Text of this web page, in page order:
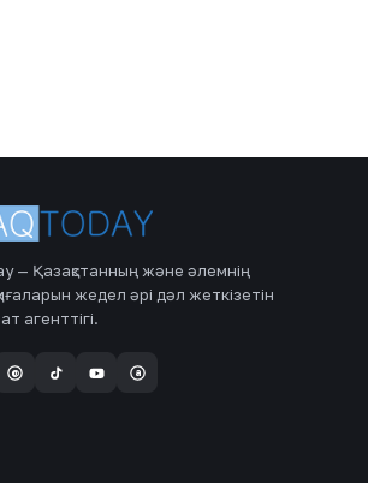
— Қазақстанның және әлемнің
жедел әрі дәл жеткізетін
агенттігі.
@ a